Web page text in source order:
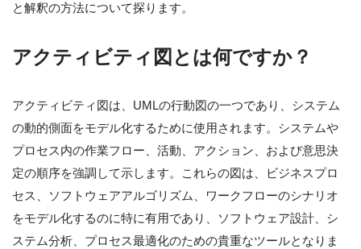
と解釈の方法について探ります。
アクティビティ図とは何ですか？
アクティビティ図は、UMLの行動図の一つであり、システム
の動的側面をモデル化するために使用されます。システムや
プロセス内の作業フロー、活動、アクション、および意思決
定の順序を強調して示します。これらの図は、ビジネスプロ
セス、ソフトウェアアルゴリズム、ワークフローのシナリオ
をモデル化するのに特に有用であり、ソフトウェア設計、シ
ステム分析、プロセス最適化のための貴重なツールとなりま